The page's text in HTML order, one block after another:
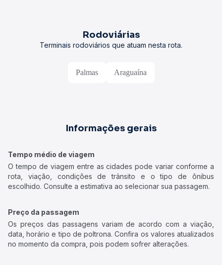
Rodoviárias
Terminais rodoviários que atuam nesta rota.
Palmas Araguaína
Informações gerais
Tempo médio de viagem
O tempo de viagem entre as cidades pode variar conforme a
rota, viação, condições de trânsito e o tipo de ônibus
escolhido. Consulte a estimativa ao selecionar sua passagem.
Preço da passagem
Os preços das passagens variam de acordo com a viação,
data, horário e tipo de poltrona. Confira os valores atualizados
no momento da compra, pois podem sofrer alterações.